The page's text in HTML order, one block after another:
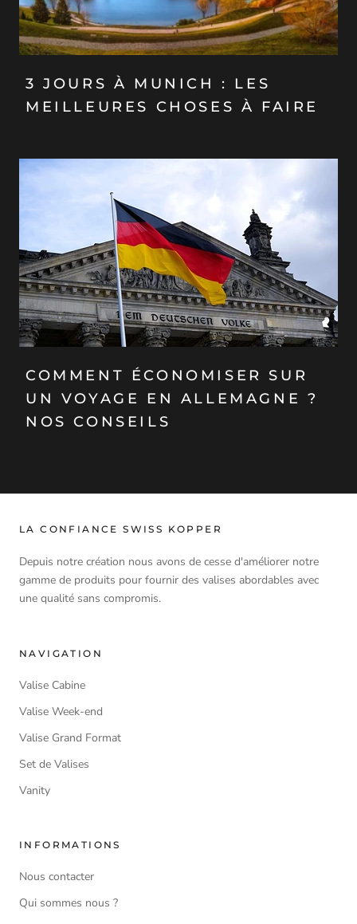
3 JOURS À MUNICH : LES
MEILLEURES CHOSES À FAIRE
COMMENT ÉCONOMISER SUR
UN VOYAGE EN ALLEMAGNE ?
NOS CONSEILS
LA CONFIANCE SWISS KOPPER
Depuis notre création nous avons de cesse d'améliorer notre
gamme de produits pour fournir des valises abordables avec
une qualité sans compromis.
NAVIGATION
Valise Cabine
Valise Week-end
Valise Grand Format
Set de Valises
Vanity
INFORMATIONS
Nous contacter
Qui sommes nous ?